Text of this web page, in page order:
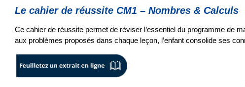
Le cahier de réussite CM1 – Nombres & Calculs
Ce cahier de réussite permet de réviser l’essentiel du programme de
aux problèmes proposés dans chaque leçon, l’enfant consolide ses